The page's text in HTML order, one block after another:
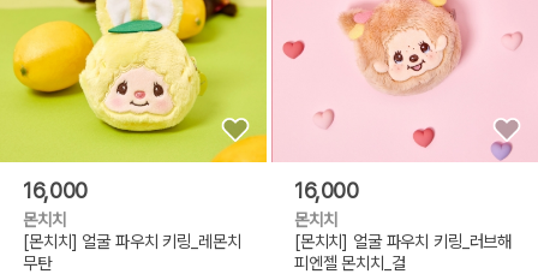
16,000
몬치치
[몬치치] 얼굴 파우치 키링_레몬치
무탄
16,000
몬치치
[몬치치] 얼굴 파우치 키링_러브해
피엔젤 몬치치_걸